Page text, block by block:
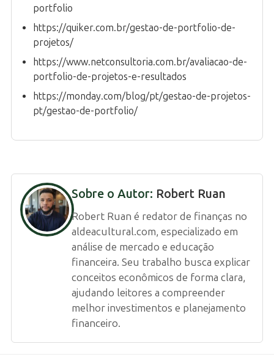
portfolio
https://quiker.com.br/gestao-de-portfolio-de-
projetos/
https://www.netconsultoria.com.br/avaliacao-de-
portfolio-de-projetos-e-resultados
https://monday.com/blog/pt/gestao-de-projetos-
pt/gestao-de-portfolio/
Sobre o Autor: Robert Ruan
Robert Ruan é redator de finanças no
aldeacultural.com, especializado em
análise de mercado e educação
financeira. Seu trabalho busca explicar
conceitos econômicos de forma clara,
ajudando leitores a compreender
melhor investimentos e planejamento
financeiro.